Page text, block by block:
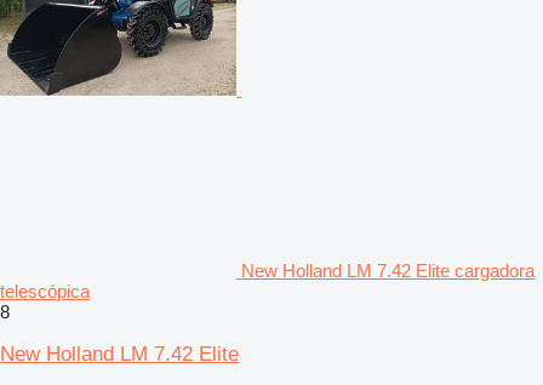
New Holland LM 7.42 Elite cargadora
telescópica
8
New Holland LM 7.42 Elite